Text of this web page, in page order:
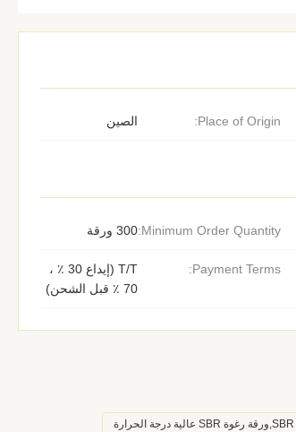
Place of Origin: الصين
Minimum Order Quantity: 300 ورقة
Payment Terms:
T/T (إيداع 30 ٪ ،
70 ٪ قبل الشحن)